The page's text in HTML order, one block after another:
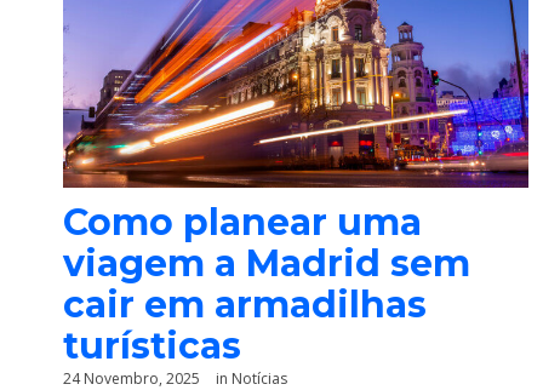
Como planear uma
viagem a Madrid sem
cair em armadilhas
turísticas
24 Novembro, 2025 in Notícias